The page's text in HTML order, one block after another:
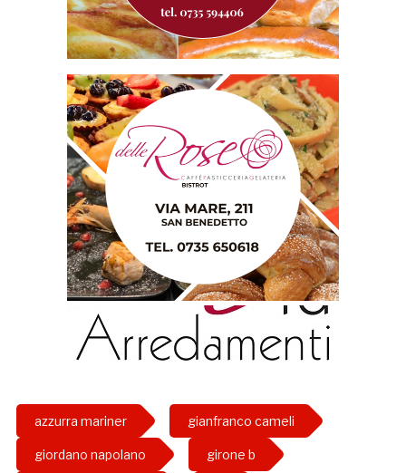
azzurra mariner gianfranco cameli
giordano napolano girone b